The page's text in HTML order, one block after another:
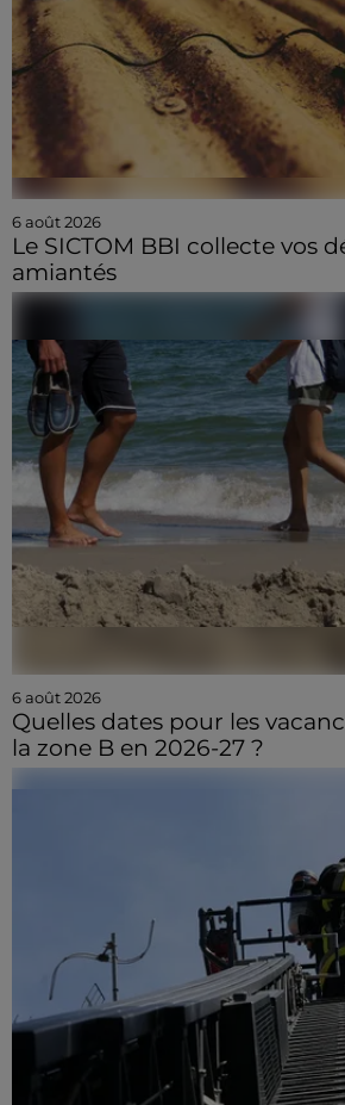
6 août 2026
Le SICTOM BBI collecte vos
amiantés
6 août 2026
Quelles dates pour les
la zone B en 2026-27 ?